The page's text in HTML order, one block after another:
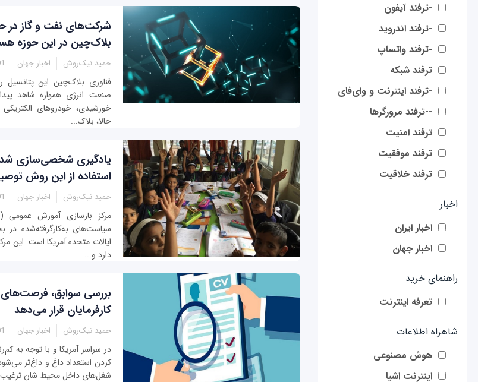
-ترفند آیفون
-ترفند اندروید
-ترفند واتساپ
ترفند شبکه
-ترفند اینترنت و وای‌فای
--ترفند مرورگرها
ترفند امنیت
ترفند موفقیت
ترفند خلاقیت
اخبار
اخبار ایران
اخبار جهان
راهنمای خرید
تعرفه اینترنت
شاهراه اطلاعات
هوش مصنوعی
اینترنت اشیا
شرکت‌های نفت و گاز در
بلاک‌چین در این حوزه
حمید نیک‌روش اخبار جهان
فناوری بلاک‌چین این پتانسیل
صنعت انرژی همواره شاهد
خورشیدی، خودروهای
حالا، بلاک‌...
یادگیری شخصی‌سازی
استفاده از این روش
حمید نیک‌روش اخبار جهان
سیاست‌های به‌کارگرفته‌شده در
دارد و...
بررسی سوابق، فرصت‌های
کارفرمایان قرار می‌دهد
حمید نیک‌روش اخبار جهان
در سراسر آمریکا و با توجه به
کردن استعداد داغ و داغ‌تر
شغل‌های داخل محیط شان ترغیب